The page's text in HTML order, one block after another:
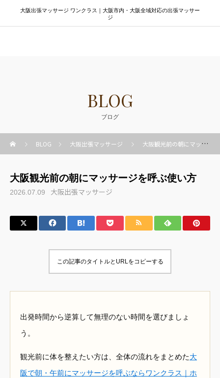
大阪出張マッサージ ワンクラス｜大阪市内・大阪全域対応の出張マッサー
ジ
BLOG
ブログ
BLOG 大阪出張マッサージ 大阪観光前の朝にマッサージを呼ぶ使い方
大阪観光前の朝にマッサージを呼ぶ使い方
2026.07.09 大阪出張マッサージ
この記事のタイトルとURLをコピーする
出発時間から逆算して無理のない時間を選びましょ
う。
観光前に体を整えたい方は、全体の流れをまとめた大
阪で朝・午前にマッサージを呼ぶならワンクラス｜ホ